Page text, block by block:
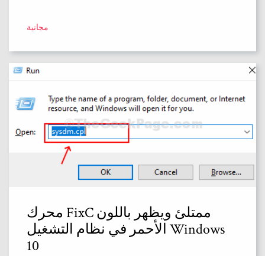
مجانية
محرك FixC ممتلئ ويظهر باللون
الأحمر في نظام التشغيل Windows
10